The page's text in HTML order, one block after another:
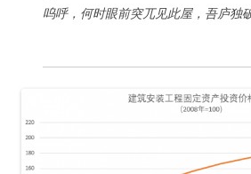
呜呼，何时眼前突兀见此屋，吾庐独